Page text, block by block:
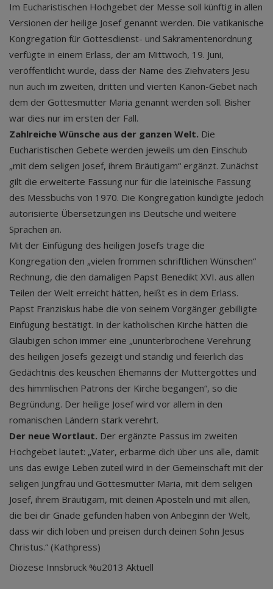
Im Eucharistischen Hochgebet der Messe soll künftig in allen
Versionen der heilige Josef genannt werden. Die vatikanische
Kongregation für Gottesdienst- und Sakramentenordnung
verfügte in einem Erlass, der am Mittwoch, 19. Juni,
veröffentlicht wurde, dass der Name des Ziehvaters Jesu
nun auch im zweiten, dritten und vierten Kanon-Gebet nach
dem der Gottesmutter Maria genannt werden soll. Bisher
war dies nur im ersten der Fall.
Zahlreiche Wünsche aus der ganzen Welt. Die
Eucharistischen Gebete werden jeweils um den Einschub
„mit dem seligen Josef, ihrem Bräutigam“ ergänzt. Zunächst
gilt die erweiterte Fassung nur für die lateinische Fassung
des Messbuchs von 1970. Die Kongregation kündigte jedoch
autorisierte Übersetzungen ins Deutsche und weitere
Sprachen an.
Mit der Einfügung des heiligen Josefs trage die
Kongregation den „vielen frommen schriftlichen Wünschen“
Rechnung, die den damaligen Papst Benedikt XVI. aus allen
Teilen der Welt erreicht hätten, heißt es in dem Erlass.
Papst Franziskus habe die von seinem Vorgänger gebilligte
Einfügung bestätigt. In der katholischen Kirche hätten die
Gläubigen schon immer eine „ununterbrochene Verehrung
des heiligen Josefs gezeigt und ständig und feierlich das
Gedächtnis des keuschen Ehemanns der Muttergottes und
des himmlischen Patrons der Kirche begangen“, so die
Begründung. Der heilige Josef wird vor allem in den
romanischen Ländern stark verehrt.
Der neue Wortlaut. Der ergänzte Passus im zweiten
Hochgebet lautet: „Vater, erbarme dich über uns alle, damit
uns das ewige Leben zuteil wird in der Gemeinschaft mit der
seligen Jungfrau und Gottesmutter Maria, mit dem seligen
Josef, ihrem Bräutigam, mit deinen Aposteln und mit allen,
die bei dir Gnade gefunden haben von Anbeginn der Welt,
dass wir dich loben und preisen durch deinen Sohn Jesus
Christus.“ (Kathpress)
Diözese Innsbruck %u2013 Aktuell